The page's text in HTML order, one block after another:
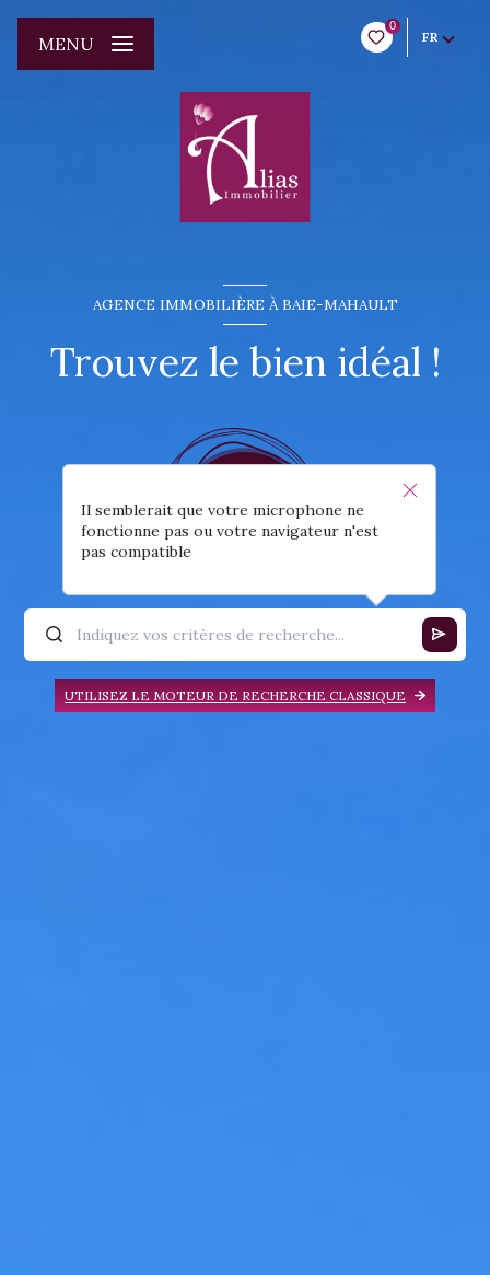
0
FR
MENU
AGENCE IMMOBILIÈRE À BAIE-MAHAULT
Trouvez le bien idéal !
Il semblerait que votre microphone ne
fonctionne pas ou votre navigateur n'est
pas compatible
UTILISEZ LE MOTEUR DE RECHERCHE CLASSIQUE